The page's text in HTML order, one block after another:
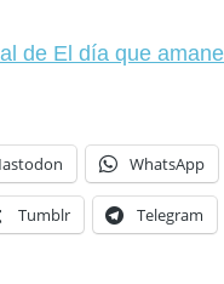
de El día que
WhatsApp
Tumblr Telegram